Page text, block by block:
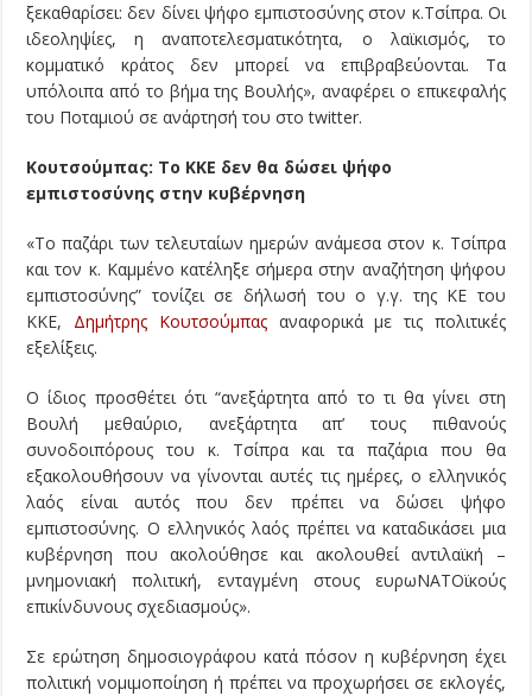
ξεκαθαρίσει: δεν δίνει ψήφο εμπιστοσύνης στον κ.Τσίπρα. Οι
ιδεοληψίες, η αναποτελεσματικότητα, ο λαϊκισμός, το
κομματικό κράτος δεν μπορεί να επιβραβεύονται. Τα
υπόλοιπα από το βήμα της Βουλής», αναφέρει ο επικεφαλής
του Ποταμιού σε ανάρτησή του στο twitter.
Κουτσούμπας: Το ΚΚΕ δεν θα δώσει ψήφο
εμπιστοσύνης στην κυβέρνηση
«Το παζάρι των τελευταίων ημερών ανάμεσα στον κ. Τσίπρα
και τον κ. Καμμένο κατέληξε σήμερα στην αναζήτηση ψήφου
εμπιστοσύνης” τονίζει σε δήλωσή του ο γ.γ. της ΚΕ του
ΚΚΕ, Δημήτρης Κουτσούμπας αναφορικά με τις πολιτικές
εξελίξεις.
Ο ίδιος προσθέτει ότι “ανεξάρτητα από το τι θα γίνει στη
Βουλή μεθαύριο, ανεξάρτητα απ’ τους πιθανούς
συνοδοιπόρους του κ. Τσίπρα και τα παζάρια που θα
εξακολουθήσουν να γίνονται αυτές τις ημέρες, ο ελληνικός
λαός είναι αυτός που δεν πρέπει να δώσει ψήφο
εμπιστοσύνης. Ο ελληνικός λαός πρέπει να καταδικάσει μια
κυβέρνηση που ακολούθησε και ακολουθεί αντιλαϊκή –
μνημονιακή πολιτική, ενταγμένη στους ευρωΝΑΤΟϊκούς
επικίνδυνους σχεδιασμούς».
Σε ερώτηση δημοσιογράφου κατά πόσον η κυβέρνηση έχει
πολιτική νομιμοποίηση ή πρέπει να προχωρήσει σε εκλογές,